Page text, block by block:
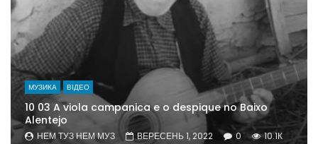
МУЗИКА ВІДЕО
10 03 A viola campanica e o despique no Baixo
Alentejo
НЕМ ТУЗ НЕМ МУЗ ВЕРЕСЕНЬ 1, 2022 0
10.1К